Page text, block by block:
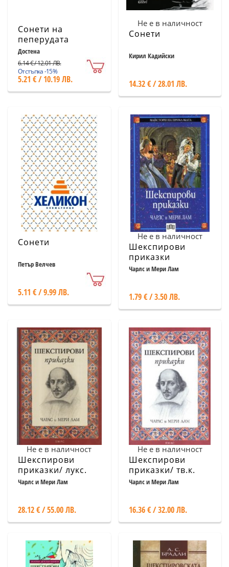
Сонети на
пеперудата
(двуезично
издание) + CD
Достена
6.14 € / 12.01 ЛВ.
Отстъпка -15%
5.21 € / 10.19 ЛВ.
Не е в наличност
Сонети
Кирил Кадийски
14.32 € / 28.01 ЛВ.
Сонети
Петър Велчев
5.11 € / 9.99 ЛВ.
Не е в наличност
Шекспирови
приказки
Чарлс и Мери Лам
1.79 € / 3.50 ЛВ.
Не е в наличност
Шекспирови
приказки/ лукс.
Чарлс и Мери Лам
28.12 € / 55.00 ЛВ.
Не е в наличност
Шекспирови
приказки/ тв.к.
Чарлс и Мери Лам
16.36 € / 32.00 ЛВ.